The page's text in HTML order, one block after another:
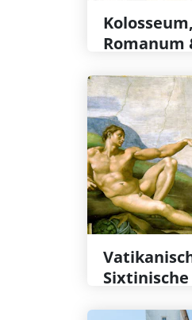
Romanum
großartigste
sie allein
Kapelle und